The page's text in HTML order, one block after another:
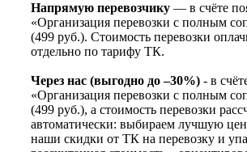
Напрямую перевозчику — в счёте
«Организация перевозки с полным
(499 руб.). Стоимость перевозки
отдельно по тарифу ТК.
Через нас (выгодно до –30%) - в
«Организация перевозки с полным
(499 руб.), а стоимость перевозки
автоматически: выбираем лучшую
наши скидки от ТК на перевозку и